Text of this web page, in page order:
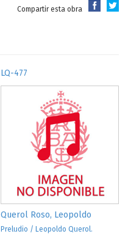
Compartir esta obra
LQ-477
Querol Roso, Leopoldo
Preludio / Leopoldo Querol.